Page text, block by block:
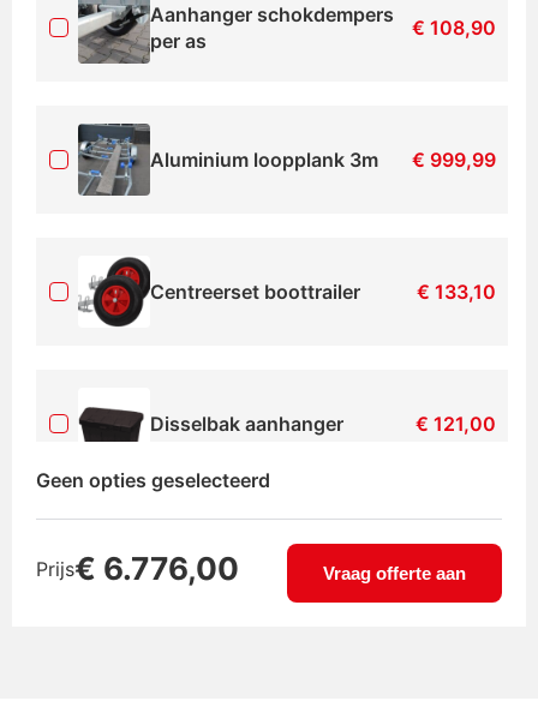
Aanhanger schokdempers
per as
€ 108,90
Aluminium loopplank 3m € 999,99
Centreerset boottrailer € 133,10
Disselbak aanhanger € 121,00
DoubleLock SCM Disselslot
gemonteerd
Geen opties geselecteerd
Prijs€ 6.776,00 Vraag offerte aan